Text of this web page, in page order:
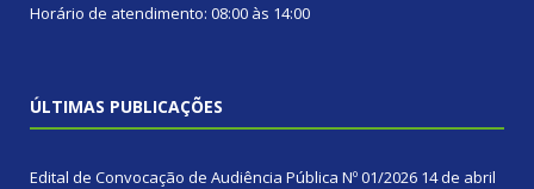
Horário de atendimento: 08:00 às 14:00
ÚLTIMAS PUBLICAÇÕES
Edital de Convocação de Audiência Pública Nº 01/2026 14 de abril